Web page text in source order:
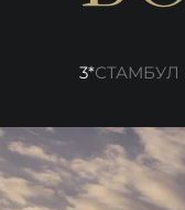
3*СТАМБУЛ